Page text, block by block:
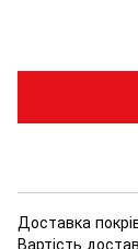
Доставка
Вартість